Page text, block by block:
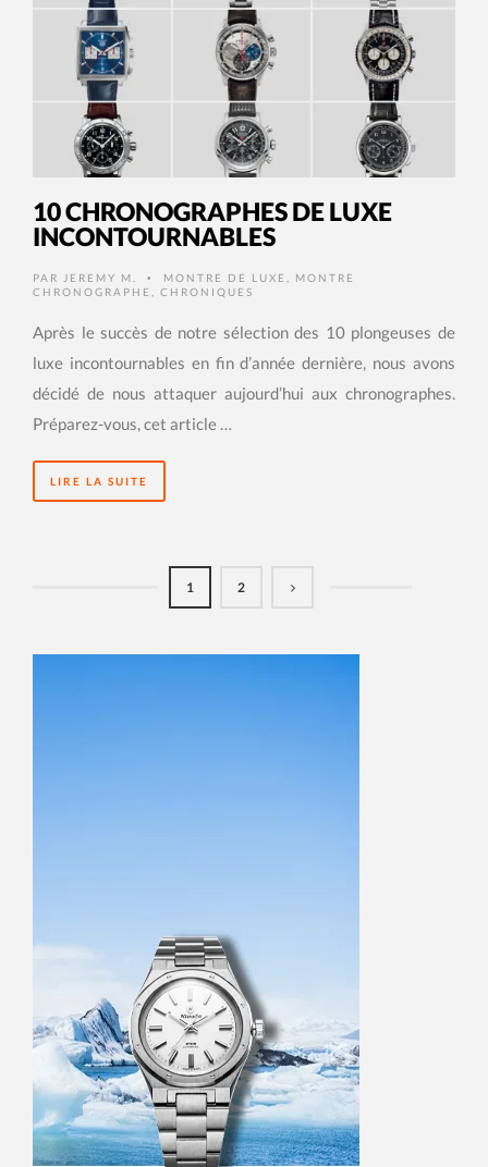
10 CHRONOGRAPHES DE LUXE
INCONTOURNABLES
PAR JEREMY M. • MONTRE DE LUXE
MONTRE
CHRONOGRAPHE
CHRONIQUES
Après le succès de notre sélection des 10 plongeuses de
luxe incontournables en fin d’année dernière, nous avons
décidé de nous attaquer aujourd’hui aux chronographes.
Préparez-vous, cet article …
LIRE LA SUITE
1 2